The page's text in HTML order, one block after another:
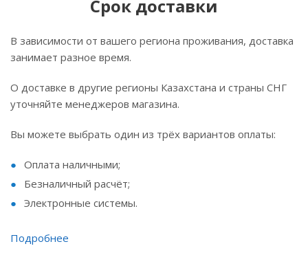
Срок доставки
В зависимости от вашего региона проживания, доставка
занимает разное время.
О доставке в другие регионы Казахстана и страны СНГ
уточняйте менеджеров магазина.
Вы можете выбрать один из трёх вариантов оплаты:
Оплата наличными;
Безналичный расчёт;
Электронные системы.
Подробнее